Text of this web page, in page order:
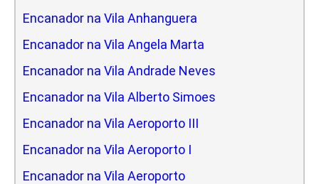
Encanador na Vila Anhanguera
Encanador na Vila Angela Marta
Encanador na Vila Andrade Neves
Encanador na Vila Alberto Simoes
Encanador na Vila Aeroporto III
Encanador na Vila Aeroporto I
Encanador na Vila Aeroporto